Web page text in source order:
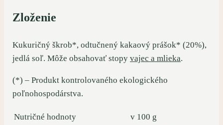
Zloženie
Kukuričný škrob*, odtučnený kakaový prášok* (20%),
jedlá soľ. Môže obsahovať stopy vajec a mlieka.
(*) – Produkt kontrolovaného ekologického
poľnohospodárstva.
Nutričné hodnoty
v 100 g